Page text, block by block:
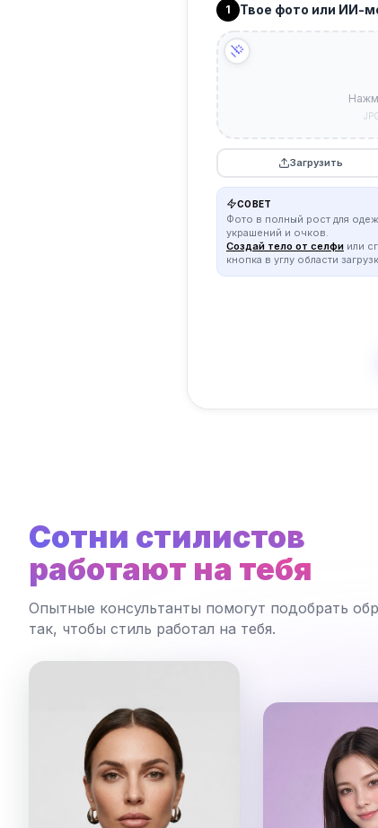
1 Твое фото или ИИ-
Загрузить
СОВЕТ
Фото в полный рост для
украшений и очков.
Создай тело от селфи или
кнопка в углу области
Сотни стилистов
работают на тебя
Опытные консультанты помогут подобрать
так, чтобы стиль работал на тебя.